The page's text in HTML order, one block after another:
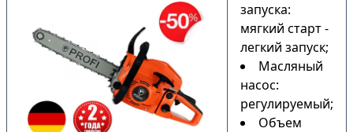
запуска:
мягкий старт -
легкий запуск;
Масляный
насос:
регулируемый;
Объем